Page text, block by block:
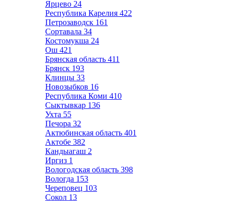
Ярцево 24
Республика Карелия 422
Петрозаводск 161
Сортавала 34
Костомукша 24
Ош 421
Брянская область 411
Брянск 193
Клинцы 33
Новозыбков 16
Республика Коми 410
Сыктывкар 136
Ухта 55
Печора 32
Актюбинская область 401
Актобе 382
Кандыагаш 2
Иргиз 1
Вологодская область 398
Вологда 153
Череповец 103
Сокол 13